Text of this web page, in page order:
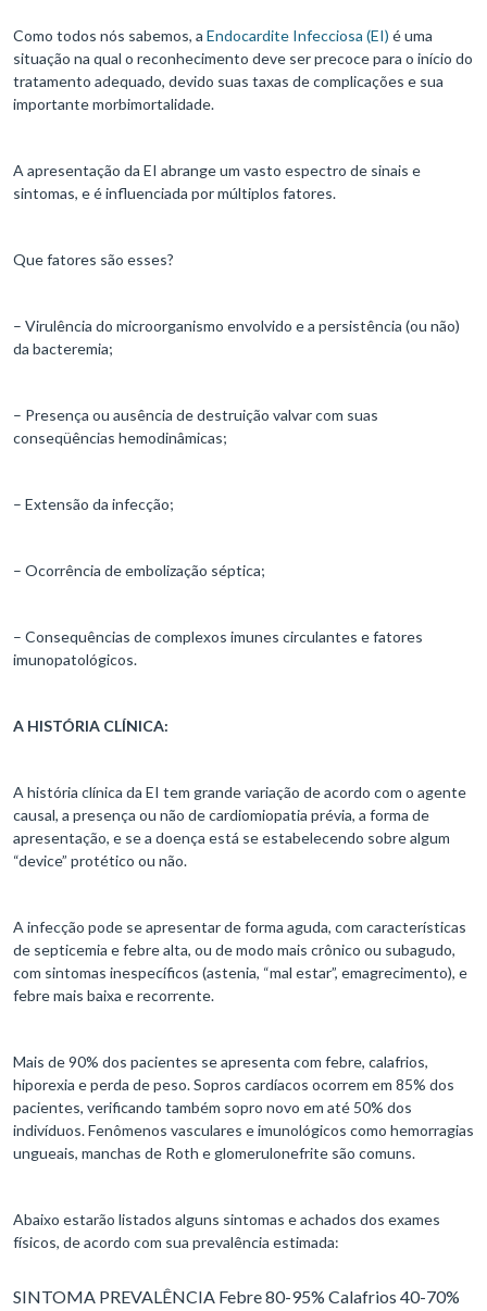
Como todos nós sabemos, a Endocardite Infecciosa (EI) é uma
situação na qual o reconhecimento deve ser precoce para o início do
tratamento adequado, devido suas taxas de complicações e sua
importante morbimortalidade.
A apresentação da EI abrange um vasto espectro de sinais e
sintomas, e é influenciada por múltiplos fatores.
Que fatores são esses?
– Virulência do microorganismo envolvido e a persistência (ou não)
da bacteremia;
– Presença ou ausência de destruição valvar com suas
conseqüências hemodinâmicas;
– Extensão da infecção;
– Ocorrência de embolização séptica;
– Consequências de complexos imunes circulantes e fatores
imunopatológicos.
A HISTÓRIA CLÍNICA:
A história clínica da EI tem grande variação de acordo com o agente
causal, a presença ou não de cardiomiopatia prévia, a forma de
apresentação, e se a doença está se estabelecendo sobre algum
“device” protético ou não.
A infecção pode se apresentar de forma aguda, com características
de septicemia e febre alta, ou de modo mais crônico ou subagudo,
com sintomas inespecíficos (astenia, “mal estar”, emagrecimento), e
febre mais baixa e recorrente.
Mais de 90% dos pacientes se apresenta com febre, calafrios,
hiporexia e perda de peso. Sopros cardíacos ocorrem em 85% dos
pacientes, verificando também sopro novo em até 50% dos
indivíduos. Fenômenos vasculares e imunológicos como hemorragias
ungueais, manchas de Roth e glomerulonefrite são comuns.
Abaixo estarão listados alguns sintomas e achados dos exames
físicos, de acordo com sua prevalência estimada:
SINTOMA PREVALÊNCIA Febre 80-95% Calafrios 40-70%